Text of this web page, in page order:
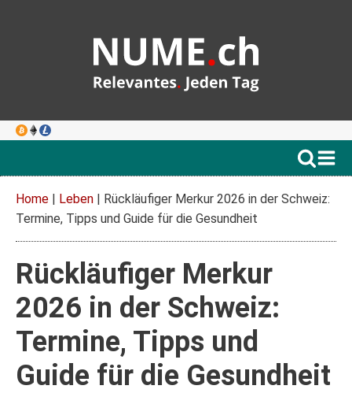
Home | Leben | Rückläufiger Merkur 2026 in der Schweiz:
Termine, Tipps und Guide für die Gesundheit
Rückläufiger Merkur
2026 in der Schweiz:
Termine, Tipps und
Guide für die Gesundheit